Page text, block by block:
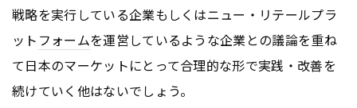
戦略を実行している企業もしくはニュー・リテールプラ
ット フォームを運営しているような企業との議論を重ね
て日本のマーケットにとって合理的な形で実践・改善を
続けていく他はないでしょう。